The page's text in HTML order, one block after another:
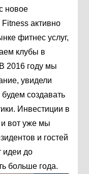
новое
активно
фитнес услуг,
клубы в
2016 году мы
увидели
создавать
Инвестиции в
и вот уже мы
и гостей
идеи до
больше года.